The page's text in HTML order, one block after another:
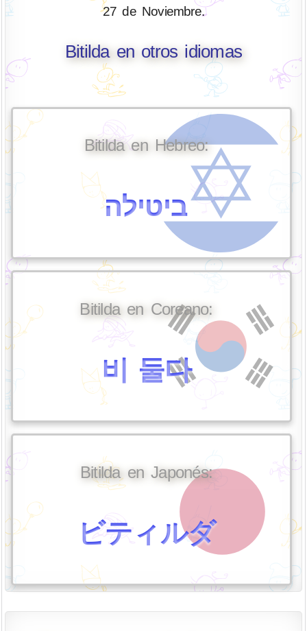
27 de Noviembre.
Bitilda en otros idiomas
Bitilda en Hebreo:
ביטילה
Bitilda en Coreano:
비 둘다
Bitilda en Japonés:
ビティルダ